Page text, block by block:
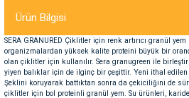
Su Kabları
Ürün Bilgisi
SERA GRANURED Çiklitler için renk artırıcı granül
organizmalardan yüksek kalite proteini büyük bir
olan çiklitler için kullanılır. Sera granugreen ile
yiyen balıklar için de ilginç bir çeşittir. Yeni ithal edilen
Şeklini koruyarak battıktan sonra da çekiciliğini de
çiklitler için bol proteinli granül yem. Su ürünleri,